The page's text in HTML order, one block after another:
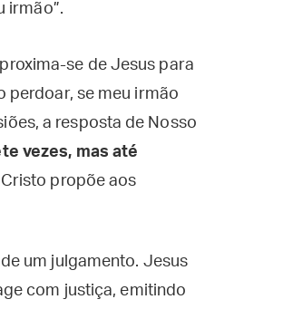
irmão”.
se de Jesus para
perdoar, se meu irmão
a resposta de Nosso
vezes, mas até
propõe aos
um julgamento. Jesus
com justiça, emitindo